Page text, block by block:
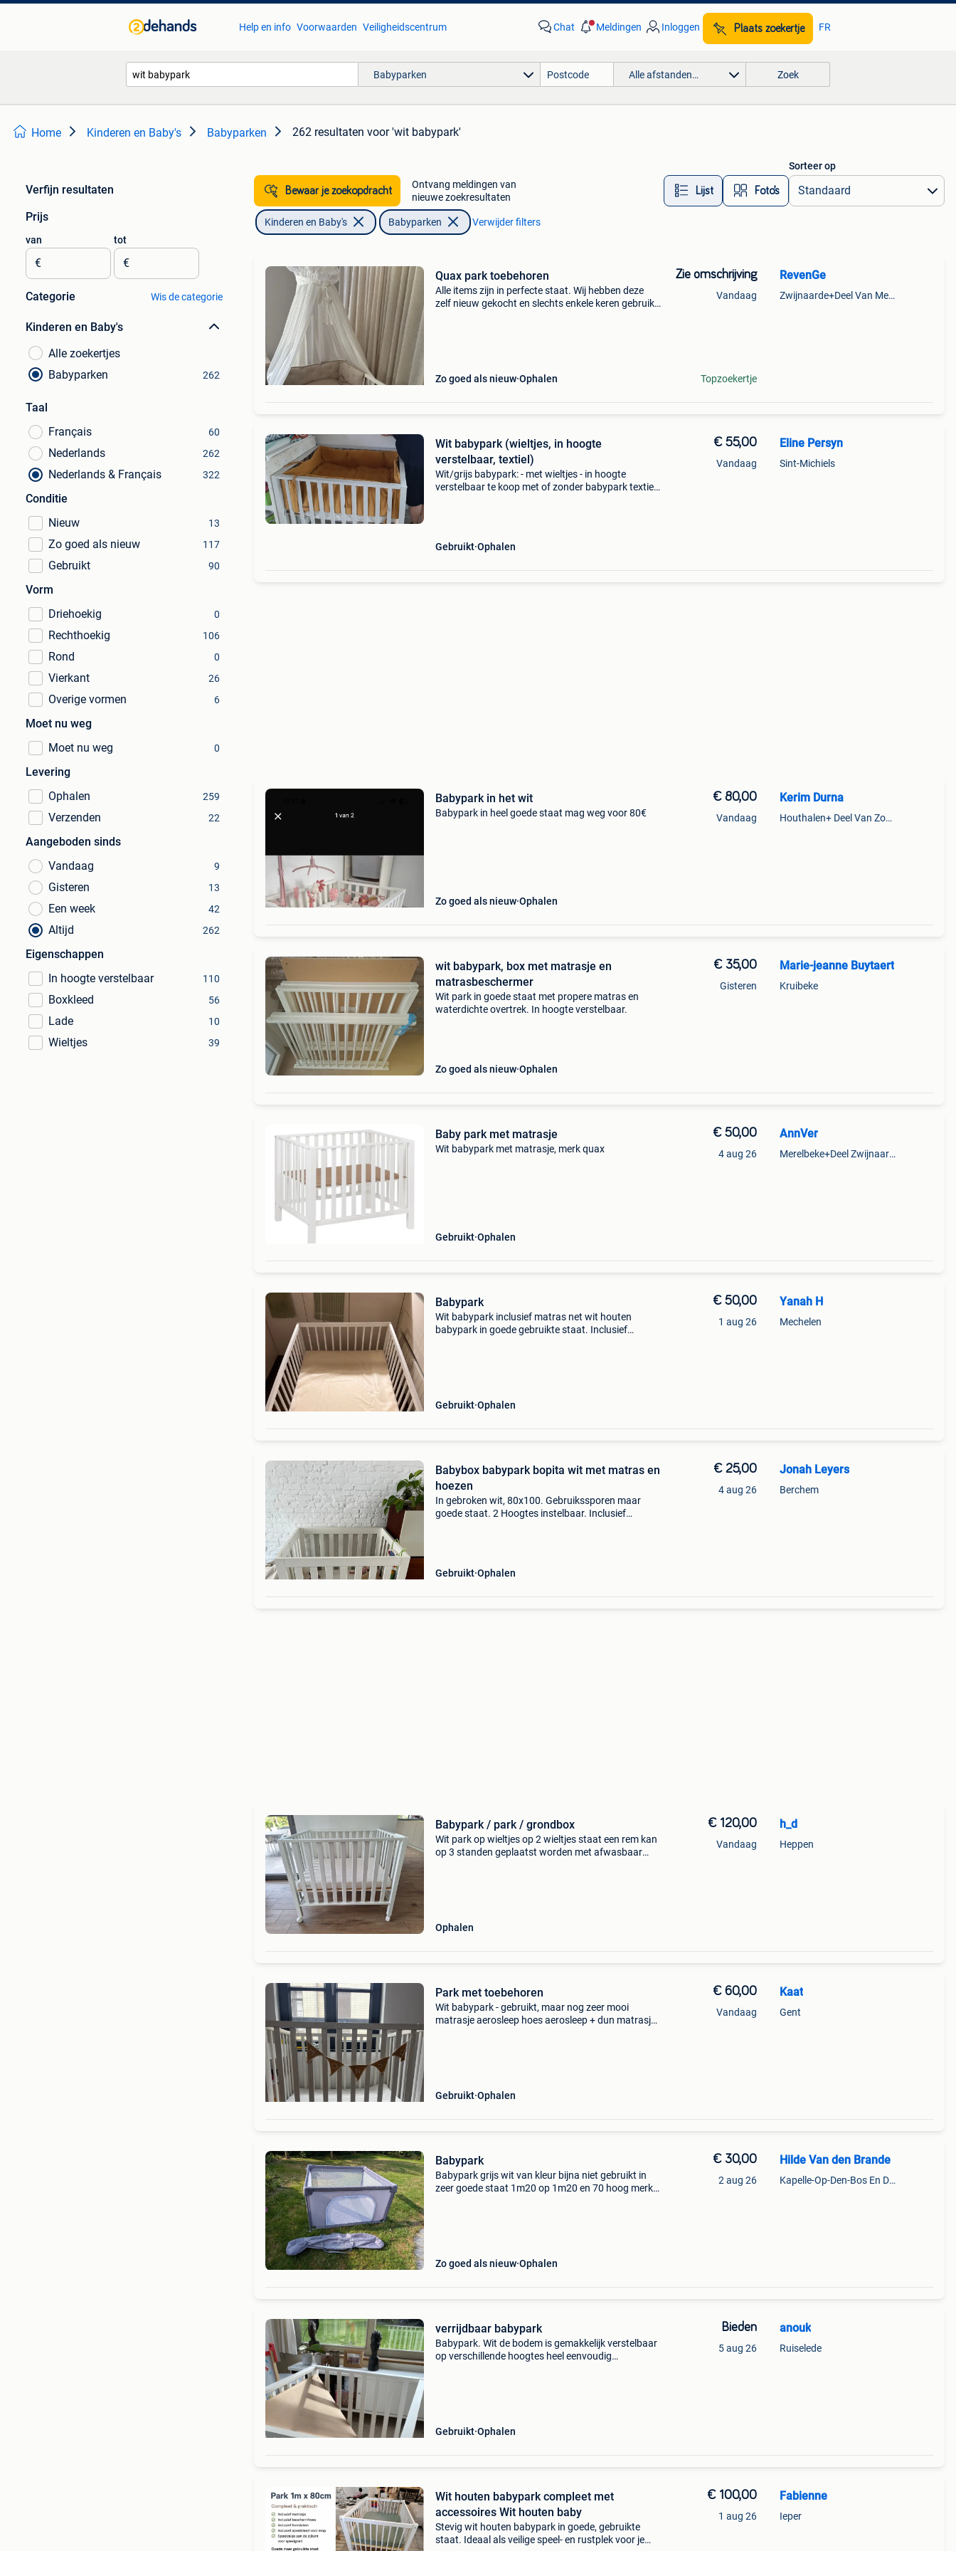
Help en info Voorwaarden Veiligheidscentrum Chat Meldingen Inloggen Plaats zoekertje FR
Babyparken Alle afstanden… Zoek
Home Kinderen en Baby's Babyparken 262 resultaten voor 'wit babypark'
Verfijn resultaten
Prijs
van
€
tot
€
Categorie Wis de categorie
Kinderen en Baby's
Alle zoekertjes
Babyparken
262
Taal
Français
60
Nederlands 262
Nederlands & Français 322
Conditie
Nieuw
13
Zo goed als nieuw 117
Gebruikt 90
Vorm
Driehoekig
0
Rechthoekig 106
Rond 0
Vierkant 26
Overige vormen 6
Moet nu weg
Moet nu weg
0
Levering
Ophalen
259
Verzenden 22
Aangeboden sinds
Vandaag
9
Gisteren 13
Een week 42
Altijd 262
Eigenschappen
In hoogte verstelbaar
110
Boxkleed 56
Lade 10
Wieltjes 39
Bewaar je zoekopdracht
Ontvang meldingen van
nieuwe zoekresultaten
Lijst Foto’s
Sorteer op
Kinderen en Baby's Babyparken Verwijder filters
Quax park toebehoren
Alle items zijn in perfecte staat. Wij hebben deze
zelf nieuw gekocht en slechts enkele keren gebruikt.
Zo goed als nieuw Ophalen
Zie omschrijving
Vandaag
Topzoekertje
RevenGe
Zwijnaarde+Deel Van Merelbeke
Wit babypark (wieltjes, in hoogte
verstelbaar, textiel)
Wit/grijs babypark: - met wieltjes - in hoogte
verstelbaar te koop met of zonder babypark textiel:
Gebruikt Ophalen
€ 55,00
Vandaag
Eline Persyn
Sint-Michiels
Babypark in het wit
Babypark in heel goede staat mag weg voor 80€
Zo goed als nieuw Ophalen
€ 80,00
Vandaag
Kerim Durna
Houthalen+ Deel Van Zonhoven En Zolder
wit babypark, box met matrasje en
matrasbeschermer
Wit park in goede staat met propere matras en
waterdichte overtrek. In hoogte verstelbaar.
Zo goed als nieuw Ophalen
€ 35,00
Gisteren
Marie-jeanne Buytaert
Kruibeke
Baby park met matrasje
Wit babypark met matrasje, merk quax
Gebruikt Ophalen
€ 50,00
4 aug 26
AnnVer
Merelbeke+Deel Zwijnaarde
Babypark
Wit babypark inclusief matras net wit houten
babypark in goede gebruikte staat. Inclusief
Gebruikt Ophalen
€ 50,00
1 aug 26
Yanah H
Mechelen
Babybox babypark bopita wit met matras en
hoezen
In gebroken wit, 80x100. Gebruikssporen maar
goede staat. 2 Hoogtes instelbaar. Inclusief
Gebruikt Ophalen
€ 25,00
4 aug 26
Jonah Leyers
Berchem
Babypark / park / grondbox
Wit park op wieltjes op 2 wieltjes staat een rem kan
op 3 standen geplaatst worden met afwasbaar
Ophalen
€ 120,00
Vandaag
h_d
Heppen
Park met toebehoren
Wit babypark - gebruikt, maar nog zeer mooi
matrasje aerosleep hoes aerosleep + dun matrasje
Gebruikt Ophalen
€ 60,00
Vandaag
Kaat
Gent
Babypark
Babypark grijs wit van kleur bijna niet gebruikt in
zeer goede staat 1m20 op 1m20 en 70 hoog merk
Zo goed als nieuw Ophalen
€ 30,00
2 aug 26
Hilde Van den Brande
Kapelle-Op-Den-Bos En Deel Van Zemst
verrijdbaar babypark
Babypark. Wit de bodem is gemakkelijk verstelbaar
op verschillende hoogtes heel eenvoudig
Gebruikt Ophalen
Bieden
5 aug 26
anouk
Ruiselede
Wit houten babypark compleet met
accessoires Wit houten baby
Stevig wit houten babypark in goede, gebruikte
staat. Ideaal als veilige speel- en rustplek voor je
€ 100,00
1 aug 26
Fabienne
Ieper